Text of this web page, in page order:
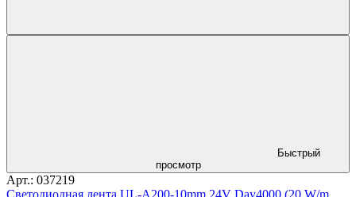
Быстрый
просмотр
Арт.: 037219
Светодиодная лента UL-A200-10mm 24V Day4000 (20 W/m,